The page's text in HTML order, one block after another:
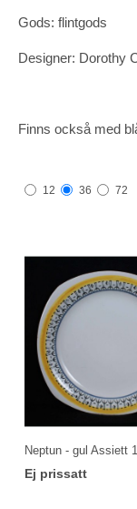
Gods: flintgods
Designer: Dorothy
Finns också med
12 36 72
Neptun - gul Assiett
Ej prissatt